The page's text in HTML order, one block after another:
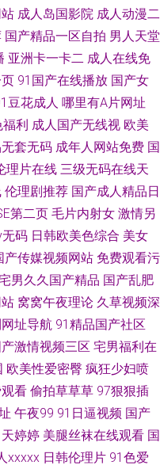
成人岛国影院 成人动漫二
国产精品一区自拍 男人天堂
亚洲卡一卡二 成人在线免
91国产在线播放 国产女
豆花成人 哪里有A片网址
福利 成人国产无线视 欧美
套无码 成年人网站免费 国
理片在线 三级无码在线天
伦理剧推荐 国产成人精品日
第二页 毛片内射女 激情另
码 日韩欧美色综合 美女
产传媒视频网站 免费观看污
男久久国产精品 国产乱肥
窝窝午夜理论 久草视频深
址导航 91精品国产社区
激情视频三区 宅男福利在
欧美性爱密臀 疯狂少妇喷
看 偷拍草草草 97狠狠插
午夜99 91日逼视频 国产
婷婷 美腿丝袜在线观看 国
xxxxx 日韩伦理片 91色爱